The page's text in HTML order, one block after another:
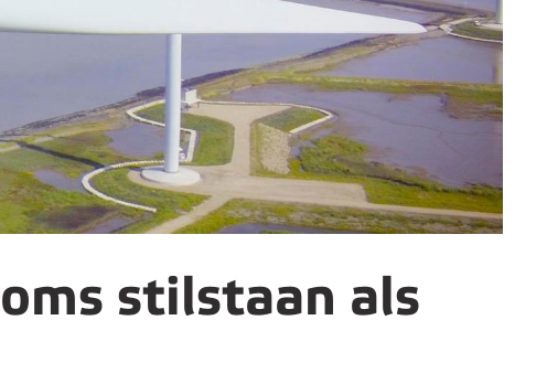
stilstaan als